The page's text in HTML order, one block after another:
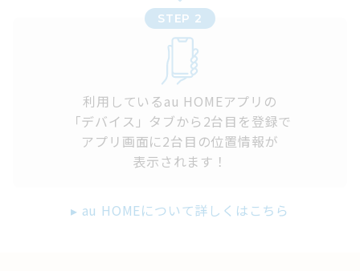
STEP 2
利用しているau HOMEアプリの
「デバイス」タブから2台目を登録で
アプリ画面に2台目の位置情報が
表示されます！
▸ au HOMEについて詳しくはこちら